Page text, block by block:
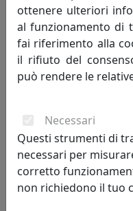
PORTAFOTO CLASSIC IN
OTTAVIANI HOME, CODICE
ottenere ulteriori
al funzionamento di
fai riferimento alla
il rifiuto del
può rendere le
Necessari
Questi strumenti di
necessari per
corretto
non richiedono il tuo